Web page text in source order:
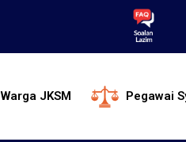
Warga JKSM Pegawai